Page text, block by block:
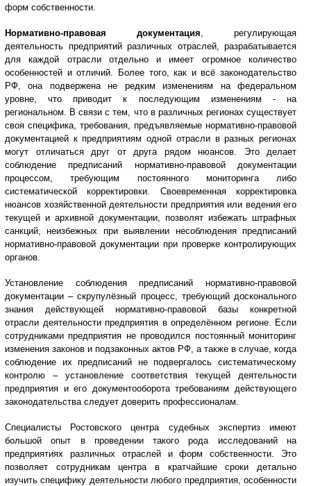
форм собственности.
Нормативно-правовая документация, регулирующая
деятельность предприятий различных отраслей, разрабатывается
для каждой отрасли отдельно и имеет огромное количество
особенностей и отличий. Более того, как и всё законодательство
РФ, она подвержена не редким изменениям на федеральном
уровне, что приводит к последующим изменениям - на
региональном. В связи с тем, что в различных регионах существует
своя специфика, требования, предъявляемые нормативно-правовой
документацией к предприятиям одной отрасли в разных регионах
могут отличаться друг от друга рядом нюансов. Это делает
соблюдение предписаний нормативно-правовой документации
процессом, требующим постоянного мониторинга либо
систематической корректировки. Своевременная корректировка
нюансов хозяйственной деятельности предприятия или ведения его
текущей и архивной документации, позволят избежать штрафных
санкций, неизбежных при выявлении несоблюдения предписаний
нормативно-правовой документации при проверке контролирующих
органов.
Установление соблюдения предписаний нормативно-правовой
документации – скрупулёзный процесс, требующий досконального
знания действующей нормативно-правовой базы конкретной
отрасли деятельности предприятия в определённом регионе. Если
сотрудниками предприятия не проводился постоянный мониторинг
изменения законов и подзаконных актов РФ, а также в случае, когда
соблюдение их предписаний не подвергалось систематическому
контролю – установление соответствия текущей деятельности
предприятия и его документооборота требованиям действующего
законодательства следует доверить профессионалам.
Специалисты Ростовского центра судебных экспертиз имеют
большой опыт в проведении такого рода исследований на
предприятиях различных отраслей и форм собственности. Это
позволяет сотрудникам центра в кратчайшие сроки детально
изучить специфику деятельности любого предприятия, особенности